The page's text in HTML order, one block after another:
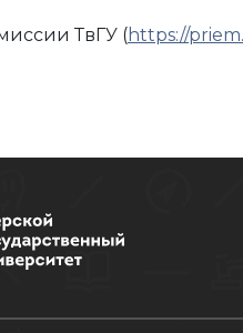
ТвГУ (https://